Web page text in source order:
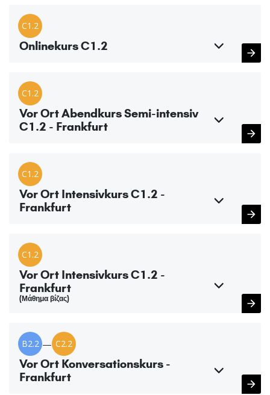
C1.2
Onlinekurs C1.2
C1.2
Vor Ort Abendkurs Semi-intensiv
C1.2 - Frankfurt
C1.2
Vor Ort Intensivkurs C1.2 -
Frankfurt
C1.2
Vor Ort Intensivkurs C1.2 -
Frankfurt
(Μάθημα βίζας)
B2.2 — C2.2
Vor Ort Konversationskurs -
Frankfurt